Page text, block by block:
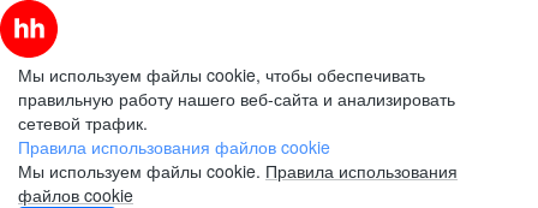
Мы используем файлы cookie, чтобы обеспечивать
правильную работу нашего веб-сайта и анализировать
сетевой трафик.
Правила использования файлов cookie
Мы используем файлы cookie. Правила использования
файлов cookie